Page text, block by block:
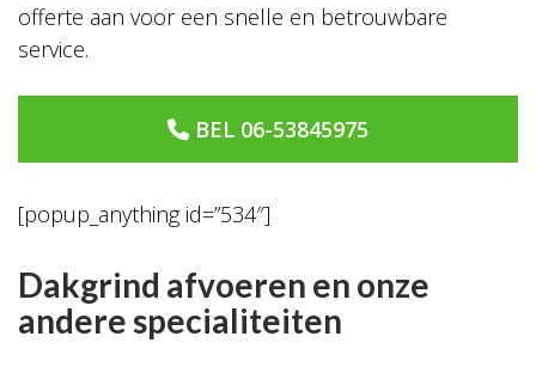
offerte aan voor een snelle en betrouwbare
service.
BEL 06-53845975
[popup_anything id=”534″]
Dakgrind afvoeren en onze
andere specialiteiten